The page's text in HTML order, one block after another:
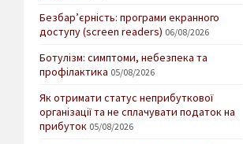
Безбар’єрність: програми екранного
доступу (screen readers) 06/08/2026
Ботулізм: симптоми, небезпека та
профілактика 05/08/2026
Як отримати статус неприбуткової
організації та не сплачувати податок на
прибуток 05/08/2026